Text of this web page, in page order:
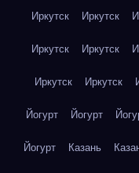
Иркутск Иркутск
Иркутск Иркутск
Иркутск Иркутск
Йогурт Йогурт
Йогурт Казань